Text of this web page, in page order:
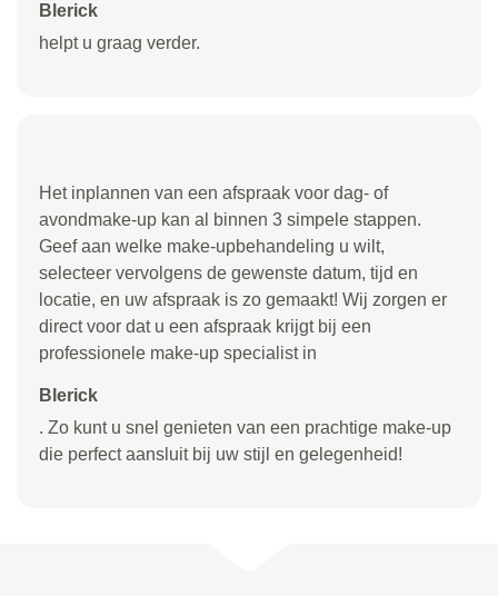
Blerick
helpt u graag verder.
Het inplannen van een afspraak voor dag- of
avondmake-up kan al binnen 3 simpele stappen.
Geef aan welke make-upbehandeling u wilt,
selecteer vervolgens de gewenste datum, tijd en
locatie, en uw afspraak is zo gemaakt! Wij zorgen er
direct voor dat u een afspraak krijgt bij een
professionele make-up specialist in
Blerick
. Zo kunt u snel genieten van een prachtige make-up
die perfect aansluit bij uw stijl en gelegenheid!